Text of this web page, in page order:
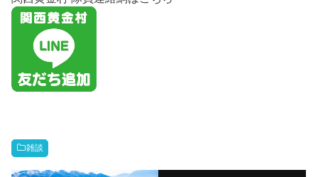
雑談